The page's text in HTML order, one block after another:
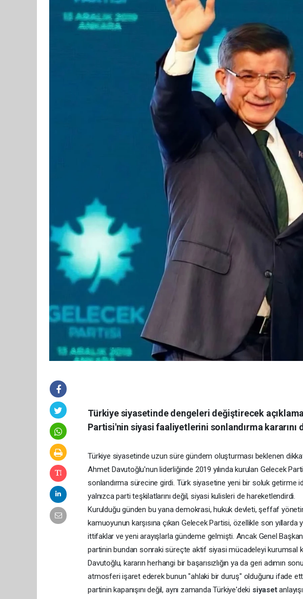
Türkiye siyasetinde dengeleri değiştirecek
Partisi'nin siyasi faaliyetlerini sonlandırma kararını
Türkiye siyasetinde uzun süre gündem oluşturması beklenen
Ahmet Davutoğlu'nun liderliğinde 2019 yılında kurulan Gelecek
sonlandırma sürecine girdi. Türk siyasetine yeni bir soluk getirme
yalnızca parti teşkilatlarını değil, siyasi kulisleri de hareketlendirdi.
Kurulduğu günden bu yana demokrasi, hukuk devleti, şeffaf
kamuoyunun karşısına çıkan Gelecek Partisi, özellikle son
ittifaklar ve yeni arayışlarla gündeme gelmişti. Ancak Genel
partinin bundan sonraki süreçte aktif siyasi mücadeleyi kurumsal
Davutoğlu, kararın herhangi bir başarısızlığın ya da geri adımın
atmosferi işaret ederek bunun "ahlaki bir duruş" olduğunu ifade
partinin kapanışını değil, aynı zamanda Türkiye'deki siyaset